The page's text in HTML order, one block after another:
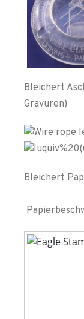
Bleichert
Gravuren)